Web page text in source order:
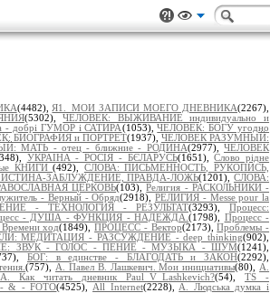
(4482), Я1._МОИ ЗАПИСИ МОЕГО ДНЕВНИКА(2267),
(5302),ЧЕЛОВЕК: ВЫЖИВАНИЕ индивидуально и
- добрі ГУМОР і САТИРА(1053),ЧЕЛОВЕК: БОГУ угодно
БИОГРАФИЯ и ПОРТРЕТ(1937), ЧЕЛОВЕК РАЗУМНЫЙ:
МАТЬ - отец - ближние - РОДИНА(2977),ЧЕЛОВЕК
УКРАІНА - РОСІЯ - БЄЛАРУСЬ(1651),Слово рідне
КНИГИ(492), СЛОВА: ПИСЬМЕННОСТЬ, РУКОПИСЬ,
ИСТИНА-ЗАБЛУЖДЕНИЕ, ПРАВДА-ЛОЖЬ(1201),СЛОВА:
ЦЕРКОВЬ(103),Религия - РАСКОЛЬНИКИ -
- Верный - Обряд(2918), РЕЛИГИЯ - Messe pour la
- ТЕХНОЛОГИЯ - РЕЗУЛЬТАТ(3293),Процесс:
- ДУША - ФУНКЦИЯ - НАДЕЖДА.(1798), Процесс -
ход(1849),ПРОЦЕСС - Вектор(2173),Проблемы -
МЕДИТАЦИЯ - РАЗСУЖДЕНИЕ - deep thinking(902),
ЗВУК - ГОЛОС - ПЕНИЕ - МУЗЫКА - ШУМ(1241),
БОГ: в единстве - БЛАГОДАТЬ и ЗАКОН(2292),
(757), А. Павел В. Лашкевич. Мои инициативы(80), А.
А. Как читать дневник Paul_V_Lashkevich?(54), TS -
& - FOTO(4525), All Internet(2228), A. Людська думка і